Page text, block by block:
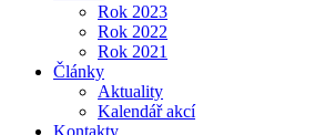
Rok 2023
Rok 2022
Rok 2021
Články
Aktuality
Kalendář akcí
Kontakty